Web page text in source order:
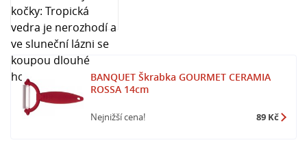
BANQUET Škrabka GOURMET CERAMIA
ROSSA 14cm
Nejnižší cena! 89 Kč